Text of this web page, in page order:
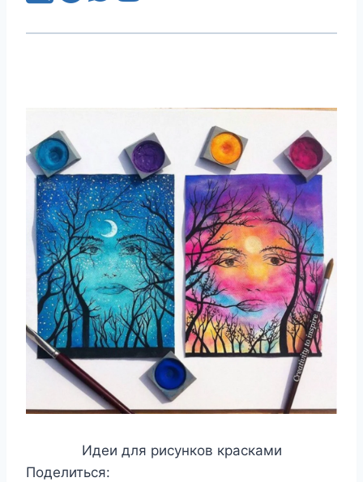
Идеи для рисунков красками
Поделиться: